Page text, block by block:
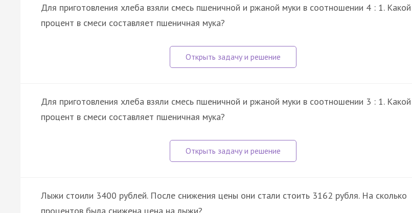
Для приготовления хлеба взяли смесь пшеничной и ржаной муки в соотношении 4 : 1. Какой
процент в смеси составляет пшеничная мука?
Для приготовления хлеба взяли смесь пшеничной и ржаной муки в соотношении 3 : 1. Какой
процент в смеси составляет пшеничная мука?
Лыжи стоили 3400 рублей. После снижения цены они стали стоить 3162 рубля. На сколько
процентов была снижена цена на лыжи?